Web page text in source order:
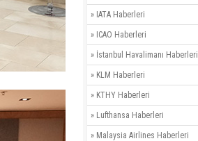
» IATA Haberleri
» ICAO Haberleri
» İstanbul Havalimanı Haberleri
» KLM Haberleri
» KTHY Haberleri
» Lufthansa Haberleri
» Malaysia Airlines Haberleri